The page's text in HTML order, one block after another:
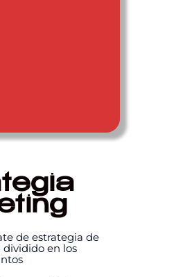
de estrategia de
en los